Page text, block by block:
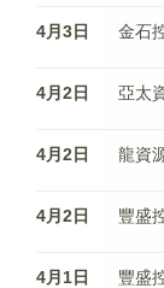
4月3日 金石
4月2日 亞太
4月2日 龍資
4月2日 豐盛
4月1日 豐盛